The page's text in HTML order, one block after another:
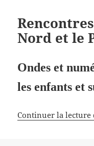
Nord et le
Ondes et
les enfants et
Continuer la lecture